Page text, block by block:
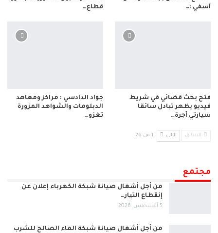
آسفي :…
قطاع…
فتح بحث قضائي في شريط
فيديو يظهر تبادل سائقا
سيارتي أجرة…
جواد الدادسي : مراكز ومعاهد
الدبلومات والشواهد المزورة
تغزو…
السابق التالي 1 من 26
مجتمع
من أجل أشغال صيانة شبكة الكهرباء إعلان عن
إنقطاع التيار…
5 أغسطس, 2026
من أجل أشغال صيانة شبكة الماء الصالح للشرب